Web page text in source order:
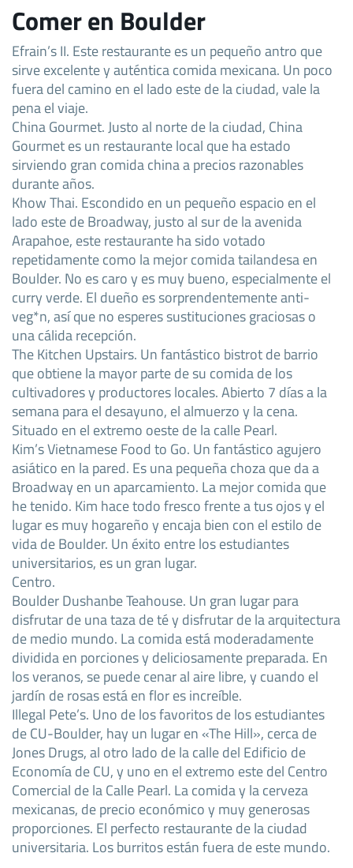
Comer en Boulder
Efrain’s II. Este restaurante es un pequeño antro que
sirve excelente y auténtica comida mexicana. Un poco
fuera del camino en el lado este de la ciudad, vale la
pena el viaje.
China Gourmet. Justo al norte de la ciudad, China
Gourmet es un restaurante local que ha estado
sirviendo gran comida china a precios razonables
durante años.
Khow Thai. Escondido en un pequeño espacio en el
lado este de Broadway, justo al sur de la avenida
Arapahoe, este restaurante ha sido votado
repetidamente como la mejor comida tailandesa en
Boulder. No es caro y es muy bueno, especialmente el
curry verde. El dueño es sorprendentemente anti-
veg*n, así que no esperes sustituciones graciosas o
una cálida recepción.
The Kitchen Upstairs. Un fantástico bistrot de barrio
que obtiene la mayor parte de su comida de los
cultivadores y productores locales. Abierto 7 días a la
semana para el desayuno, el almuerzo y la cena.
Situado en el extremo oeste de la calle Pearl.
Kim’s Vietnamese Food to Go. Un fantástico agujero
asiático en la pared. Es una pequeña choza que da a
Broadway en un aparcamiento. La mejor comida que
he tenido. Kim hace todo fresco frente a tus ojos y el
lugar es muy hogareño y encaja bien con el estilo de
vida de Boulder. Un éxito entre los estudiantes
universitarios, es un gran lugar.
Centro.
Boulder Dushanbe Teahouse. Un gran lugar para
disfrutar de una taza de té y disfrutar de la arquitectura
de medio mundo. La comida está moderadamente
dividida en porciones y deliciosamente preparada. En
los veranos, se puede cenar al aire libre, y cuando el
jardín de rosas está en flor es increíble.
Illegal Pete’s. Uno de los favoritos de los estudiantes
de CU-Boulder, hay un lugar en «The Hill», cerca de
Jones Drugs, al otro lado de la calle del Edificio de
Economía de CU, y uno en el extremo este del Centro
Comercial de la Calle Pearl. La comida y la cerveza
mexicanas, de precio económico y muy generosas
proporciones. El perfecto restaurante de la ciudad
universitaria. Los burritos están fuera de este mundo.